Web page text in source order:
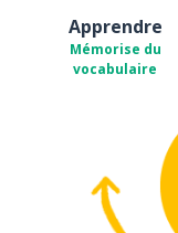
Apprendre
Mémorise du
vocabulaire